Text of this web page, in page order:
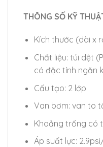
THÔNG SỐ KỸ
Kích thước (dài x
Chất liệu: túi dệt
có đặc tính ngăn
Cấu tạo: 2 lớp
Van bơm: van to
Khoảng trống có
Áp suất lực: